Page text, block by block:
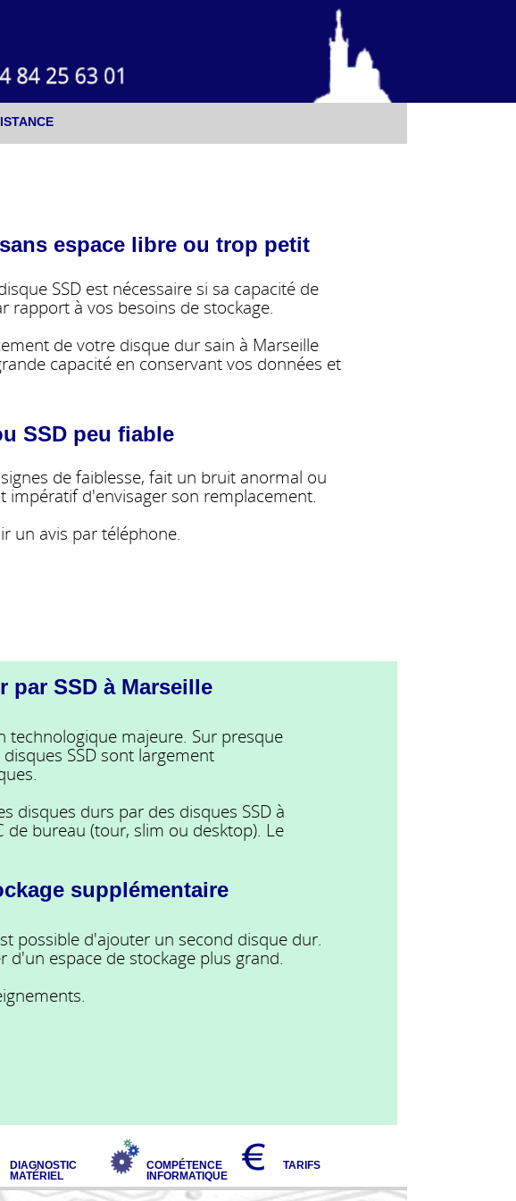
espace libre ou trop petit
SSD est nécessaire si sa capacité de
rapport à vos besoins de stockage.
de votre disque dur sain à Marseille
capacité en conservant vos données et
SSD peu fiable
de faiblesse, fait un bruit anormal ou
impératif d'envisager son remplacement.
un avis par téléphone.
par SSD à Marseille
technologique majeure. Sur presque
SSD sont largement
disques durs par des disques SSD à
de bureau (tour, slim ou desktop). Le
supplémentaire
possible d'ajouter un second disque dur.
espace de stockage plus grand.
DIAGNOSTIC
MATÉRIEL
COMPÉTENCE
INFORMATIQUE
TARIFS